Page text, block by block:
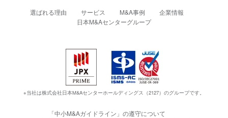
選ばれる理由 サービス M&A事例
企業情報
日本M&Aセンターグループ
※当社は株式会社日本M&Aセンターホールディングス（2127）のグループです。
「中小M&Aガイドライン」の遵守について